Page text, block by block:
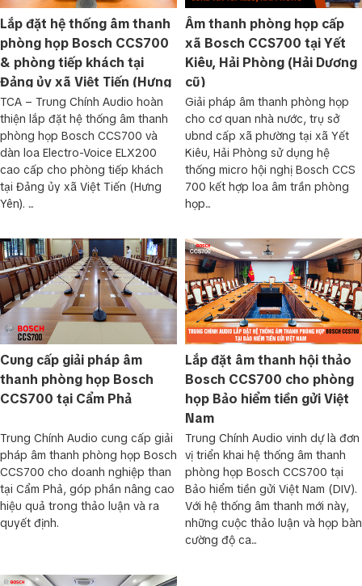
Lắp đặt hệ thống âm thanh
phòng họp Bosch CCS700
& phòng tiếp khách tại
Đảng ủy xã Việt Tiến (Hưng
Yên)
TCA – Trung Chính Audio hoàn
thiện lắp đặt hệ thống âm thanh
phòng họp Bosch CCS700 và
dàn loa Electro-Voice ELX200
cao cấp cho phòng tiếp khách
tại Đảng ủy xã Việt Tiến (Hưng
Yên). ...
Âm thanh phòng họp cấp
xã Bosch CCS700 tại Yết
Kiêu, Hải Phòng (Hải Dương
cũ)
Giải pháp âm thanh phòng họp
cho cơ quan nhà nước, trụ sở
ubnd cấp xã phường tại xã Yết
Kiêu, Hải Phòng sử dụng hệ
thống micro hội nghị Bosch CCS
700 kết hợp loa âm trần phòng
họp...
Cung cấp giải pháp âm
thanh phòng họp Bosch
CCS700 tại Cẩm Phả
Trung Chính Audio cung cấp giải
pháp âm thanh phòng họp Bosch
CCS700 cho doanh nghiệp than
tại Cẩm Phả, góp phần nâng cao
hiệu quả trong thảo luận và ra
quyết định.
Lắp đặt âm thanh hội thảo
Bosch CCS700 cho phòng
họp Bảo hiểm tiền gửi Việt
Nam
Trung Chính Audio vinh dự là đơn
vị triển khai hệ thống âm thanh
phòng họp Bosch CCS700 tại
Bảo hiểm tiền gửi Việt Nam (DIV).
Với hệ thống âm thanh mới này,
những cuộc thảo luận và họp bàn
cường độ ca...